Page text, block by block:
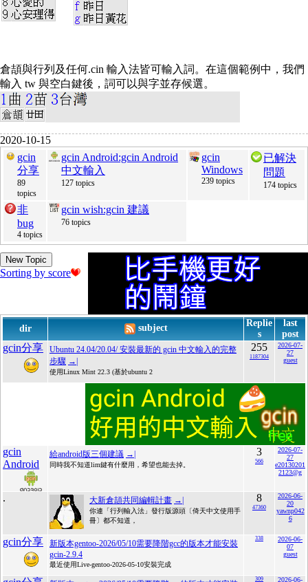
倉頡與行列及任何.cin 輸入法皆可輸入詞。在這個範例中，我們
輸入 tw 與空白鍵後，詞可以與字並存候選。
2020-10-15
gcin
分享
89
topics
gcin Android:gcin Android
中文輸入
127 topics
gcin
Windows
239 topics
已解決
問題
174 topics
非
bug
4 topics
gcin wish:gcin 建議
76 topics
New Topic
Sorting by score
dir subject
Replie
s
last
post
gcin分享
Ubuntu 24.04/20.04/ 安裝最新的 gcin 中文輸入的完整
步驟 →|
使用Linux Mint 22.3 (基於ubuntu 2
255
1187304
2026-07-
27
guest
gcin
Android
給android版三個建議 →|
同時我不知道lim鍵有什麼用，希望也能去掉。
3
566
2026-07-
27
e20130201
2123@g
. 大新倉頡共同編輯計畫 →|
你連「行列輸入法」發行版源頭〔倚天中文使用手
冊〕都不知道，
8
47360
2026-06-
20
yawnp042
6
gcin分享
新版本gentoo-2026/05/10需要降階gcc的版本才能安裝
gcin-2.9.4
最近使用Live-gentoo-2026-05-10安裝完成
338
2026-06-
07
guest
309 2026-06-